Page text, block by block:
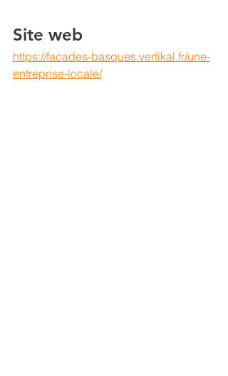
Site web
https://facades-basques.vertikal.fr/une-
entreprise-locale/